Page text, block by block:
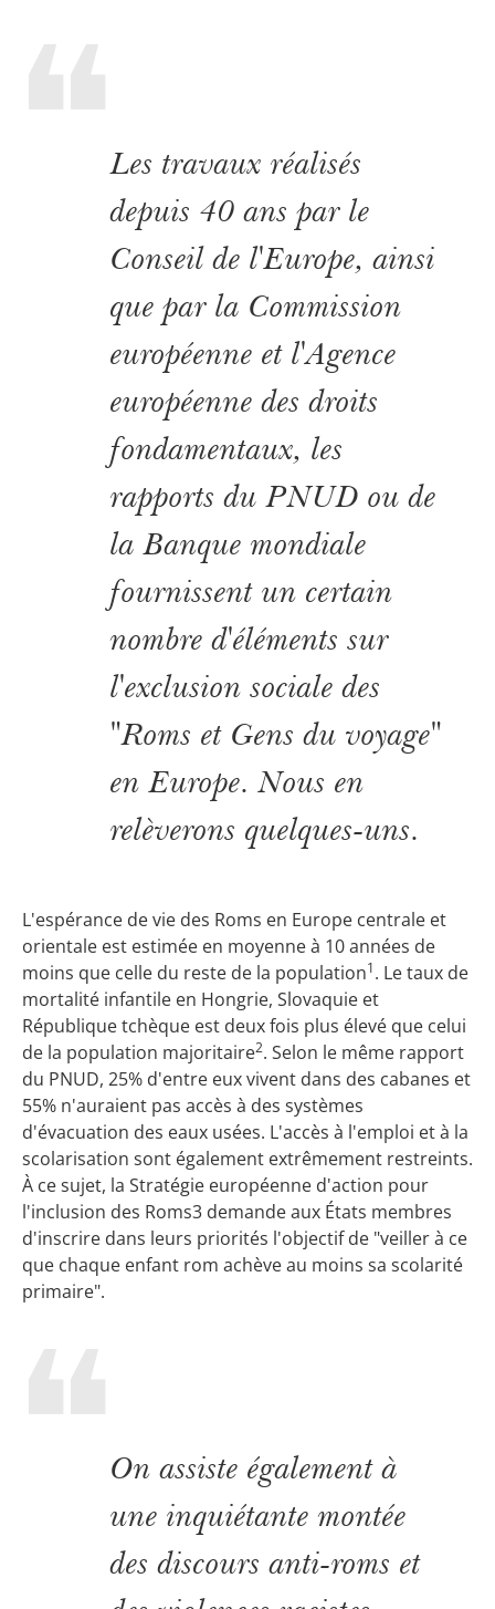
Les travaux réalisés
depuis 40 ans par le
Conseil de l'Europe, ainsi
que par la Commission
européenne et l'Agence
européenne des droits
fondamentaux, les
rapports du PNUD ou de
la Banque mondiale
fournissent un certain
nombre d'éléments sur
l'exclusion sociale des
"Roms et Gens du voyage"
en Europe. Nous en
relèverons quelques-uns.
L'espérance de vie des Roms en Europe centrale et
orientale est estimée en moyenne à 10 années de
moins que celle du reste de la population1. Le taux de
mortalité infantile en Hongrie, Slovaquie et
République tchèque est deux fois plus élevé que celui
de la population majoritaire2. Selon le même rapport
du PNUD, 25% d'entre eux vivent dans des cabanes et
55% n'auraient pas accès à des systèmes
d'évacuation des eaux usées. L'accès à l'emploi et à la
scolarisation sont également extrêmement restreints.
À ce sujet, la Stratégie européenne d'action pour
l'inclusion des Roms3 demande aux États membres
d'inscrire dans leurs priorités l'objectif de "veiller à ce
que chaque enfant rom achève au moins sa scolarité
primaire".
On assiste également à
une inquiétante montée
des discours anti-roms et